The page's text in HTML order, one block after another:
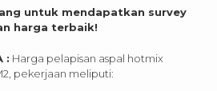
untuk mendapatkan survey
harga terbaik!
: Harga pelapisan aspal hotmix
pekerjaan meliputi: